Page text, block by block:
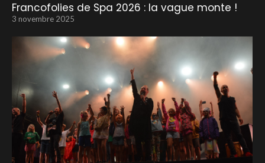
Francofolies de Spa 2026 : la vague monte !
3 novembre 2025